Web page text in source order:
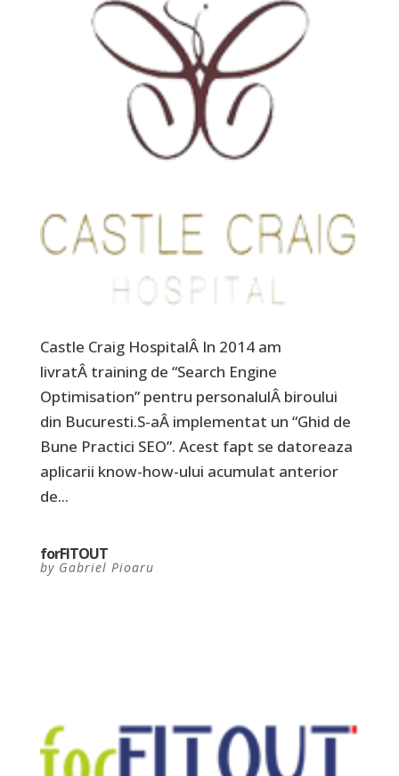
Castle Craig HospitalÂ In 2014 am
livratÂ training de “Search Engine
Optimisation” pentru personalulÂ biroului
din Bucuresti.S-aÂ implementat un “Ghid de
Bune Practici SEO”. Acest fapt se datoreaza
aplicarii know-how-ului acumulat anterior
de...
forFITOUT
by Gabriel Pioaru